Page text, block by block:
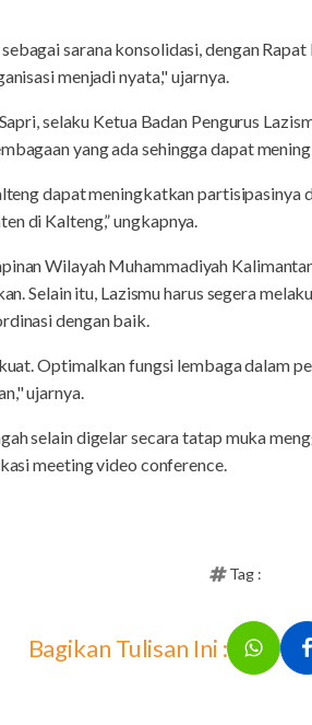
sarana konsolidasi, dengan
menjadi nyata," ujarnya.
selaku Ketua Badan Pengurus
yang ada sehingga dapat
dapat meningkatkan partisipasinya
di Kalteng,” ungkapnya.
Wilayah Muhammadiyah
Selain itu, Lazismu harus segera
dengan baik.
Optimalkan fungsi lembaga dalam
ujarnya.
selain digelar secara tatap muka
meeting video conference.
Tag :
Bagikan Tulisan Ini :